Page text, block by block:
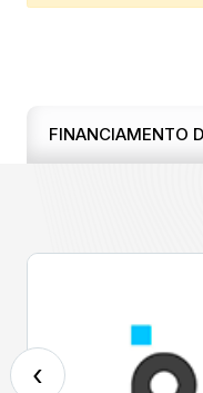
FINANCIAMENTO
‹